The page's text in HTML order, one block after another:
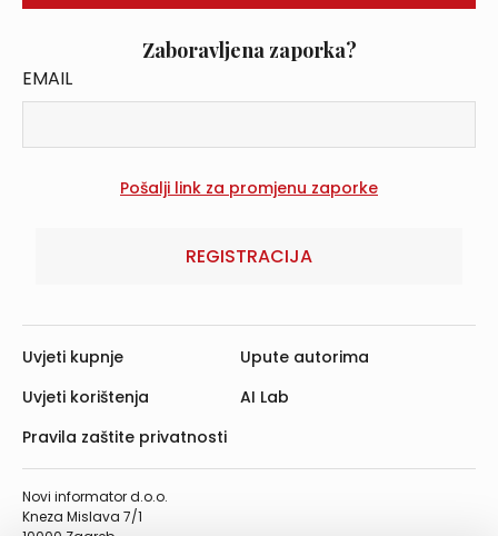
Zaboravljena zaporka?
EMAIL
REGISTRACIJA
Novi informator d.o.o.
Kneza Mislava 7/1
Uvjeti kupnje
Uvjeti korištenja
Pravila zaštite privatnosti
Upute autorima
AI Lab